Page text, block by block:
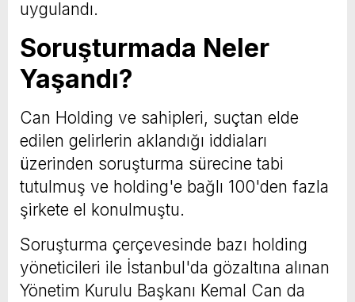
uygulandı.
Soruşturmada Neler
Yaşandı?
Can Holding ve sahipleri, suçtan elde
edilen gelirlerin aklandığı iddiaları
üzerinden soruşturma sürecine tabi
tutulmuş ve holding'e bağlı 100'den fazla
şirkete el konulmuştu.
Soruşturma çerçevesinde bazı holding
yöneticileri ile İstanbul'da gözaltına alınan
Yönetim Kurulu Başkanı Kemal Can da